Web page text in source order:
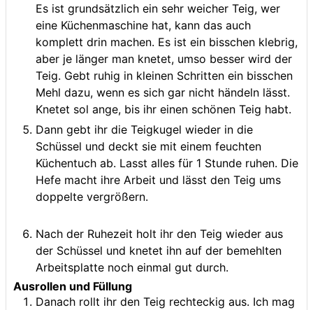
Es ist grundsätzlich ein sehr weicher Teig, wer
eine Küchenmaschine hat, kann das auch
komplett drin machen. Es ist ein bisschen klebrig,
aber je länger man knetet, umso besser wird der
Teig. Gebt ruhig in kleinen Schritten ein bisschen
Mehl dazu, wenn es sich gar nicht händeln lässt.
Knetet sol ange, bis ihr einen schönen Teig habt.
Dann gebt ihr die Teigkugel wieder in die
Schüssel und deckt sie mit einem feuchten
Küchentuch ab. Lasst alles für 1 Stunde ruhen. Die
Hefe macht ihre Arbeit und lässt den Teig ums
doppelte vergrößern.
Nach der Ruhezeit holt ihr den Teig wieder aus
der Schüssel und knetet ihn auf der bemehlten
Arbeitsplatte noch einmal gut durch.
Ausrollen und Füllung
Danach rollt ihr den Teig rechteckig aus. Ich mag